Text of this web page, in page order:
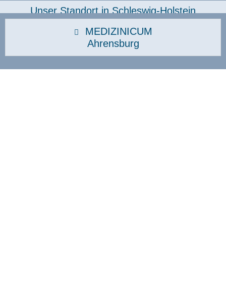
Unser Standort in Schleswig-Holstein
MEDIZINICUM
Ahrensburg